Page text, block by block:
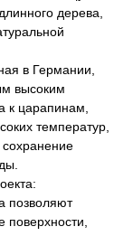
дерева,
в Германии,
высоким
к царапинам,
температур,
сохранение
позволяют
поверхности,